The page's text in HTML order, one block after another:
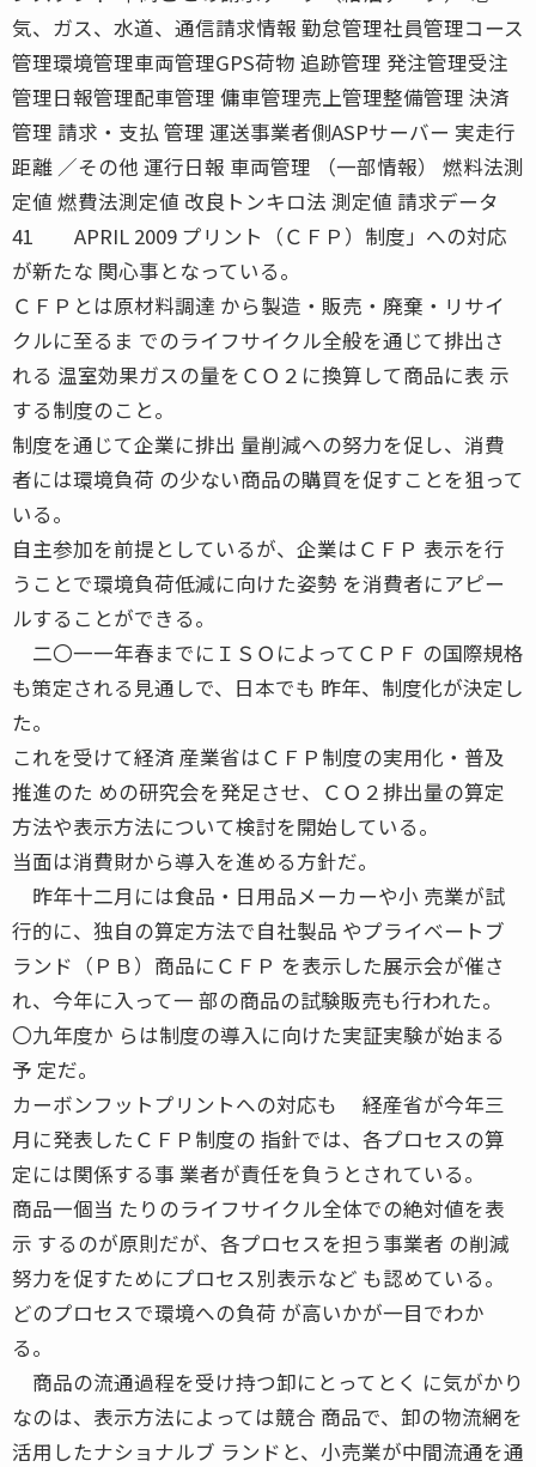
気、ガス、水道、通信請求情報 勤怠管理社員管理コース
管理環境管理車両管理GPS荷物 追跡管理 発注管理受注
管理日報管理配車管理 傭車管理売上管理整備管理 決済
管理 請求・支払 管理 運送事業者側ASPサーバー 実走行
距離 ／その他 運行日報 車両管理 （一部情報） 燃料法測
定値 燃費法測定値 改良トンキロ法 測定値 請求データ
41 APRIL 2009 プリント（ＣＦＰ）制度」への対応
が新たな 関心事となっている。
ＣＦＰとは原材料調達 から製造・販売・廃棄・リサイ
クルに至るま でのライフサイクル全般を通じて排出さ
れる 温室効果ガスの量をＣＯ２に換算して商品に表 示
する制度のこと。
制度を通じて企業に排出 量削減への努力を促し、消費
者には環境負荷 の少ない商品の購買を促すことを狙って
いる。
自主参加を前提としているが、企業はＣＦＰ 表示を行
うことで環境負荷低減に向けた姿勢 を消費者にアピー
ルすることができる。
二〇一一年春までにＩＳＯによってＣＰＦ の国際規格
も策定される見通しで、日本でも 昨年、制度化が決定し
た。
これを受けて経済 産業省はＣＦＰ制度の実用化・普及
推進のた めの研究会を発足させ、ＣＯ２排出量の算定
方法や表示方法について検討を開始している。
当面は消費財から導入を進める方針だ。
昨年十二月には食品・日用品メーカーや小 売業が試
行的に、独自の算定方法で自社製品 やプライベートブ
ランド（ＰＢ）商品にＣＦＰ を表示した展示会が催さ
れ、今年に入って一 部の商品の試験販売も行われた。
〇九年度か らは制度の導入に向けた実証実験が始まる
予 定だ。
カーボンフットプリントへの対応も 経産省が今年三
月に発表したＣＦＰ制度の 指針では、各プロセスの算
定には関係する事 業者が責任を負うとされている。
商品一個当 たりのライフサイクル全体での絶対値を表
示 するのが原則だが、各プロセスを担う事業者 の削減
努力を促すためにプロセス別表示など も認めている。
どのプロセスで環境への負荷 が高いかが一目でわか
る。
商品の流通過程を受け持つ卸にとってとく に気がかり
なのは、表示方法によっては競合 商品で、卸の物流網を
活用したナショナルブ ランドと、小売業が中間流通を通